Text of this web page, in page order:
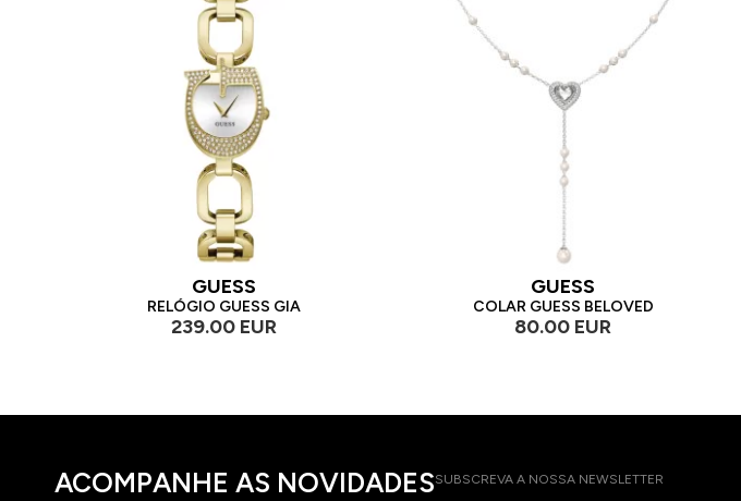
GUESS
RELÓGIO GUESS GIA
239.00 EUR
GUESS
COLAR GUESS BELOVED
80.00 EUR
ACOMPANHE AS NOVIDADESSUBSCREVA A NOSSA NEWSLETTER